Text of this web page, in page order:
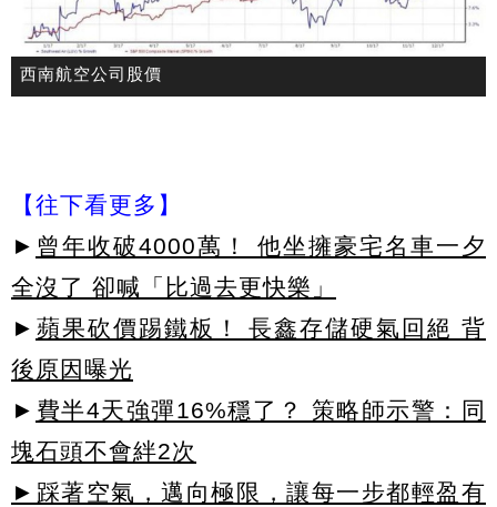
西南航空公司股價
【往下看更多】
► 曾年收破4000萬！ 他坐擁豪宅名車一夕
全沒了 卻喊「比過去更快樂」
► 蘋果砍價踢鐵板！ 長鑫存儲硬氣回絕 背
後原因曝光
► 費半4天強彈16%穩了？ 策略師示警：同
塊石頭不會絆2次
►踩著空氣，邁向極限，讓每一步都輕盈有